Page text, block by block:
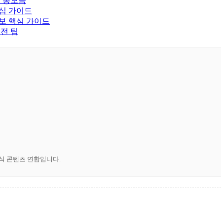
가이드
핵심 가이드
팁
콘텐츠 연합입니다.